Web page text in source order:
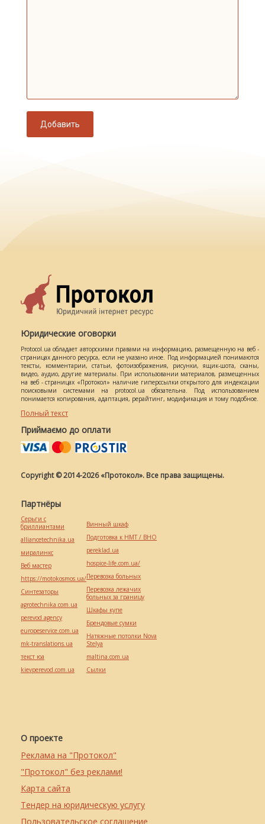
Добавить
Юридические оговорки
Protocol.ua обладает авторскими правами на информацию, размещенную на веб -
страницах данного ресурса, если не указано иное. Под информацией понимаются
тексты, комментарии, статьи, фотоизображения, рисунки, ящик-шота, сканы,
видео, аудио, другие материалы. При использовании материалов, размещенных
на веб - страницах «Протокол» наличие гиперссылки открытого для индексации
поисковыми системами на protocol.ua обязательна. Под использованием
понимается копирования, адаптация, рерайтинг, модификация и тому подобное.
Полный текст
Приймаємо до оплати
Copyright © 2014-2026 «Протокол». Все права защищены.
О проекте
Реклама на "Протокол"
"Протокол" без реклами!
Карта сайта
Тендер на юридическую услугу
Пользовательское соглашение
Партнёры
Серьги с
бриллиантами
alliancetechnika.ua
миралинкс
Веб мастер
https://motokosmos.ua/
Синтезаторы
agrotechnika.com.ua
perevod.agency
europeservice.com.ua
mk-translations.ua
текст юа
kievperevod.com.ua
Винный шкаф
Подготовка к НМТ / ВНО
pereklad.ua
hospice-life.com.ua/
Перевозка больных
Перевозка лежачих
больных за границу
Шкафы купе
Брендовые сумки
Натяжные потолки Nova
Stelya
maltina.com.ua
Cылки